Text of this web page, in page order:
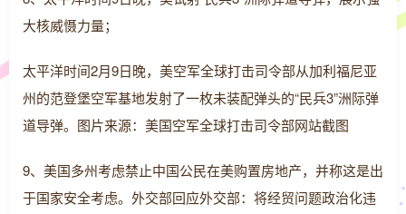
大核威慑力量；
太平洋时间2月9日晚，美空军全球打击司令部从加利福尼亚
州的范登堡空军基地发射了一枚未装配弹头的“民兵3”洲际弹
道导弹。图片来源：美国空军全球打击司令部网站截图
9、美国多州考虑禁止中国公民在美购置房地产，并称这是出
于国家安全考虑。外交部回应外交部：将经贸问题政治化违